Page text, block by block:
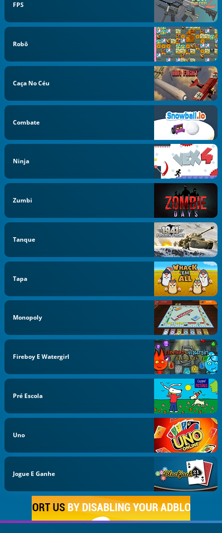
FPS
Robô
Caça No Céu
Combate
Ninja
Zumbi
Tanque
Tapa
Monopoly
Fireboy E Watergirl
Pré Escola
Uno
Jogue E Ganhe